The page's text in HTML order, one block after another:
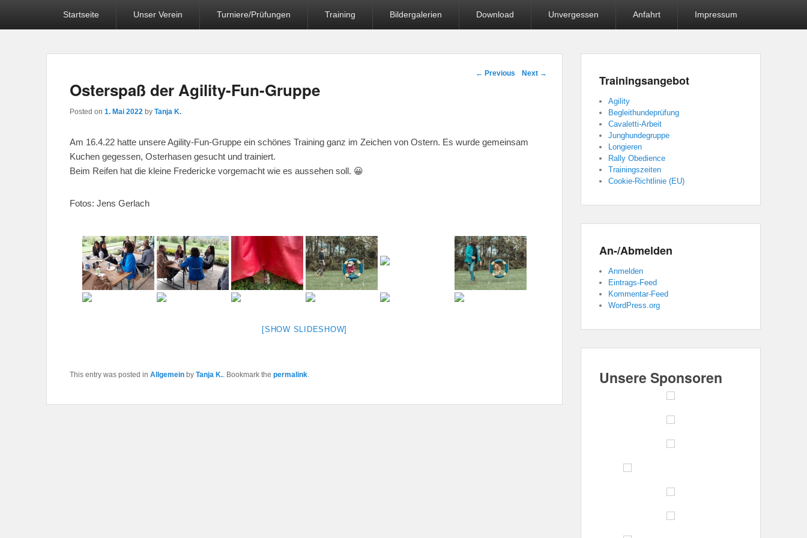
Startseite Unser Verein Turniere/Prüfungen Training Bildergalerien Download Unvergessen Anfahrt Impressum
Post navigation
← Previous Next →
Osterspaß der Agility-Fun-Gruppe
Posted on 1. Mai 2022 by Tanja K.
Am 16.4.22 hatte unsere Agility-Fun-Gruppe ein schönes Training ganz im Zeichen von Ostern. Es wurde gemeinsam
Kuchen gegessen, Osterhasen gesucht und trainiert.
Beim Reifen hat die kleine Fredericke vorgemacht wie es aussehen soll. 😀
Fotos: Jens Gerlach
[SHOW SLIDESHOW]
This entry was posted in Allgemein by Tanja K. . Bookmark the permalink
Trainingsangebot
Agility
Begleithundeprüfung
Cavaletti-Arbeit
Junghundegruppe
Longieren
Rally Obedience
Trainingszeiten
Cookie-Richtlinie (EU)
An-/Abmelden
Anmelden
Eintrags-Feed
Kommentar-Feed
WordPress.org
Unsere Sponsoren